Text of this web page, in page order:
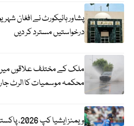
پشاور ہائیکورٹ نے افغان
درخواستیں مسترد کر دیں
ملک کے مختلف علاقوں میں
محکمہ موسمیات کا الرٹ
ویمنز